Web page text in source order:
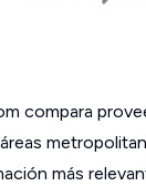
compara
más